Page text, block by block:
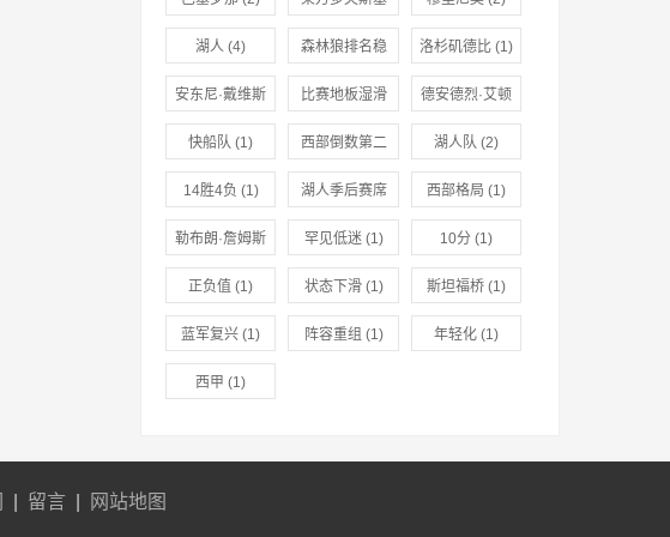
(2)
湖人 (4) 森林狼排名稳
固(1)
洛杉矶德比(1)
安东尼·戴维斯
复出(1)
比赛地板湿滑
(1)
德安德烈·艾顿
出战(1)
快船队 (1) 西部倒数第二
(1)
湖人队 (2)
14胜4负 (1) 湖人季后赛席
位 (1)
西部格局 (1)
勒布朗·詹姆斯
(1)
罕见低迷(1) 10分(1)
正负值 (1) 状态下滑(1) 斯坦福桥(1)
蓝军复兴 (1) 阵容重组 (1) 年轻化(1)
西甲 (1)
留言 网站地图